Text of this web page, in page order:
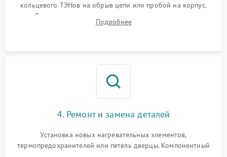
кольцевого ТЭНов на обрыв цепи или пробой на корпус.
Диагностика термостата, датчиков температуры,
переключателя режимов и мотора конвекции.
Подробнее
4. Ремонт и замена деталей
Установка новых нагревательных элементов,
термопредохранителей или петель дверцы. Компонентный